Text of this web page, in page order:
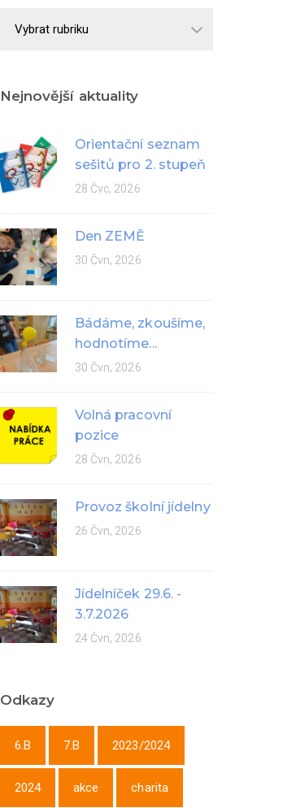
Nejnovější aktuality
Orientační seznam
sešitů pro 2. stupeň
28 Čvc, 2026
Den ZEMĚ
30 Čvn, 2026
Bádáme, zkoušíme,
hodnotíme...
30 Čvn, 2026
Volná pracovní
pozice
28 Čvn, 2026
Provoz školní jídelny
26 Čvn, 2026
Jídelníček 29.6. -
3.7.2026
24 Čvn, 2026
Odkazy
6.B 7.B 2023/2024
2024 akce charita